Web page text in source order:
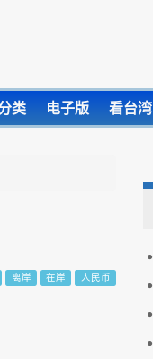
类 电子版 看台湾
离岸 在岸 人民币